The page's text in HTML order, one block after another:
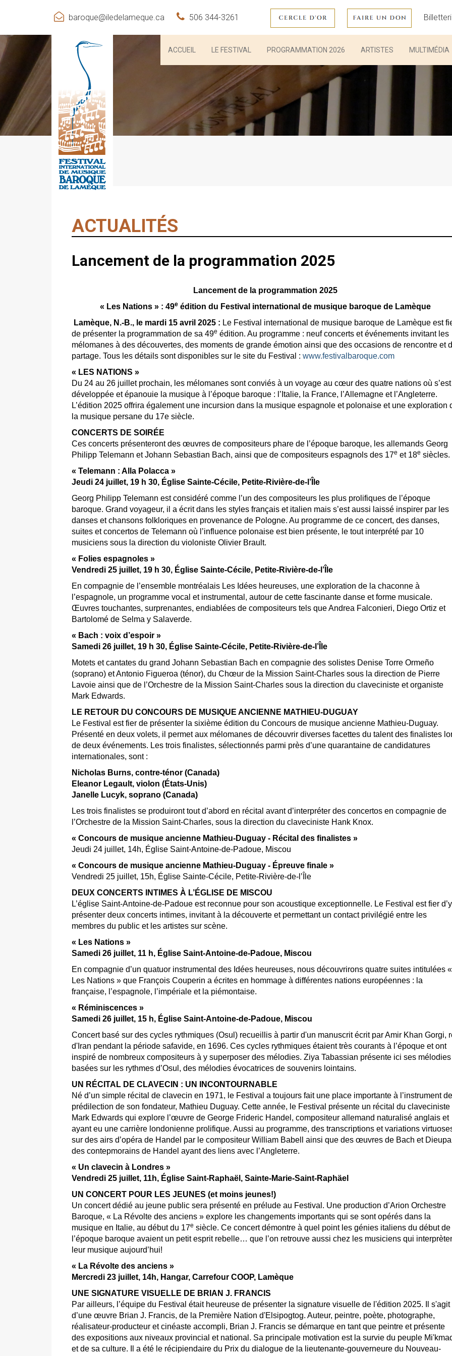
baroque@iledelameque.ca 506 344-3261
ACCUEIL LE FESTIVAL PROGRAMMATION 2026 ARTISTES MULTIMÉDIA
ACTUALITÉS
Lancement de la programmation 2025
Lancement de la programmation 2025
« Les Nations » : 49eédition du Festival international de musique baroque de Lamèque
Lamèque, N.-B., le mardi 15 avril 2025 : Le Festival international de musique baroque de Lamèque est
de présenter la programmation de sa 49e édition. Au programme : neuf concerts et événements invitant les
mélomanes à des découvertes, des moments de grande émotion ainsi que des occasions de rencontre et
partage. Tous les détails sont disponibles sur le site du Festival : www.festivalbaroque.com
« LES NATIONS »
Du 24 au 26 juillet prochain, les mélomanes sont conviés à un voyage au cœur des quatre nations où s’est
développée et épanouie la musique à l’époque baroque : l’Italie, la France, l’Allemagne et l’Angleterre.
L’édition 2025 offrira également une incursion dans la musique espagnole et polonaise et une exploration
la musique persane du 17e siècle.
CONCERTS DE SOIRÉE
Ces concerts présenteront des œuvres de compositeurs phare de l’époque baroque, les allemands Georg
Philipp Telemann et Johann Sebastian Bach, ainsi que de compositeurs espagnols des 17e et 18e siècles.
« Telemann : Alla Polacca »
Jeudi 24 juillet, 19 h 30, Église Sainte-Cécile, Petite-Rivière-de-l’Île
Georg Philipp Telemann est considéré comme l’un des compositeurs les plus prolifiques de l’époque
baroque. Grand voyageur, il a écrit dans les styles français et italien mais s’est aussi laissé inspirer par les
danses et chansons folkloriques en provenance de Pologne. Au programme de ce concert, des danses,
suites et concertos de Telemann où l’influence polonaise est bien présente, le tout interprété par 10
musiciens sous la direction du violoniste Olivier Brault.
« Folies espagnoles »
Vendredi 25 juillet, 19 h 30, Église Sainte-Cécile, Petite-Rivière-de-l’Île
En compagnie de l’ensemble montréalais Les Idées heureuses, une exploration de la chaconne à
l’espagnole, un programme vocal et instrumental, autour de cette fascinante danse et forme musicale.
Œuvres touchantes, surprenantes, endiablées de compositeurs tels que Andrea Falconieri, Diego Ortiz et
Bartolomé de Selma y Salaverde.
« Bach : voix d’espoir »
Samedi 26 juillet, 19 h 30, Église Sainte-Cécile, Petite-Rivière-de-l’Île
Motets et cantates du grand Johann Sebastian Bach en compagnie des solistes Denise Torre Ormeño
(soprano) et Antonio Figueroa (ténor), du Chœur de la Mission Saint-Charles sous la direction de Pierre
Lavoie ainsi que de l’Orchestre de la Mission Saint-Charles sous la direction du claveciniste et organiste
Mark Edwards.
LE RETOUR DU CONCOURS DE MUSIQUE ANCIENNE MATHIEU-DUGUAY
Le Festival est fier de présenter la sixième édition du Concours de musique ancienne Mathieu-Duguay.
Présenté en deux volets, il permet aux mélomanes de découvrir diverses facettes du talent des finalistes
de deux événements. Les trois finalistes, sélectionnés parmi près d’une quarantaine de candidatures
internationales, sont :
Nicholas Burns, contre-ténor (Canada)
Eleanor Legault, violon (États-Unis)
Janelle Lucyk, soprano (Canada)
Les trois finalistes se produiront tout d’abord en récital avant d’interpréter des concertos en compagnie de
l’Orchestre de la Mission Saint-Charles, sous la direction du claveciniste Hank Knox.
« Concours de musique ancienne Mathieu-Duguay - Récital des finalistes »
Jeudi 24 juillet, 14h, Église Saint-Antoine-de-Padoue, Miscou
« Concours de musique ancienne Mathieu-Duguay - Épreuve finale »
Vendredi 25 juillet, 15h, Église Sainte-Cécile, Petite-Rivière-de-l’Île
DEUX CONCERTS INTIMES À L’ÉGLISE DE MISCOU
L’église Saint-Antoine-de-Padoue est reconnue pour son acoustique exceptionnelle. Le Festival est fier d’y
présenter deux concerts intimes, invitant à la découverte et permettant un contact privilégié entre les
membres du public et les artistes sur scène.
« Les Nations »
Samedi 26 juillet, 11 h, Église Saint-Antoine-de-Padoue, Miscou
En compagnie d’un quatuor instrumental des Idées heureuses, nous découvrirons quatre suites intitulées «
Les Nations » que François Couperin a écrites en hommage à différentes nations européennes : la
française, l’espagnole, l’impériale et la piémontaise.
« Réminiscences »
Samedi 26 juillet, 15 h, Église Saint-Antoine-de-Padoue, Miscou
Concert basé sur des cycles rythmiques (Osul) recueillis à partir d'un manuscrit écrit par Amir Khan Gorgi,
d'Iran pendant la période safavide, en 1696. Ces cycles rythmiques étaient très courants à l’époque et ont
inspiré de nombreux compositeurs à y superposer des mélodies. Ziya Tabassian présente ici ses mélodies
basées sur les rythmes d’Osul, des mélodies évocatrices de souvenirs lointains.
UN RÉCITAL DE CLAVECIN : UN INCONTOURNABLE
Né d’un simple récital de clavecin en 1971, le Festival a toujours fait une place importante à l’instrument de
prédilection de son fondateur, Mathieu Duguay. Cette année, le Festival présente un récital du claveciniste
Mark Edwards qui explore l’œuvre de George Frideric Handel, compositeur allemand naturalisé anglais et
ayant eu une carrière londonienne prolifique. Aussi au programme, des transcriptions et variations
sur des airs d’opéra de Handel par le compositeur William Babell ainsi que des œuvres de Bach et
des contepmorains de Handel ayant des liens avec l’Angleterre.
« Un clavecin à Londres »
Vendredi 25 juillet, 11h, Église Saint-Raphaël, Sainte-Marie-Saint-Raphäel
UN CONCERT POUR LES JEUNES (et moins jeunes!)
Un concert dédié au jeune public sera présenté en prélude au Festival. Une production d’Arion Orchestre
Baroque, « La Révolte des anciens » explore les changements importants qui se sont opérés dans la
musique en Italie, au début du 17e siècle. Ce concert démontre à quel point les génies italiens du début de
l’époque baroque avaient un petit esprit rebelle… que l’on retrouve aussi chez les musiciens qui
leur musique aujourd’hui!
« La Révolte des anciens »
Mercredi 23 juillet, 14h, Hangar, Carrefour COOP, Lamèque
UNE SIGNATURE VISUELLE DE BRIAN J. FRANCIS
Par ailleurs, l’équipe du Festival était heureuse de présenter la signature visuelle de l'édition 2025. Il s'agit
d’une œuvre Brian J. Francis, de la Première Nation d'Elsipogtog. Auteur, peintre, poète, photographe,
réalisateur-producteur et cinéaste accompli, Brian J. Francis se démarque en tant que peintre et présente
des expositions aux niveaux provincial et national. Sa principale motivation est la survie du peuple
et de sa culture. Il a été le récipiendaire du Prix du dialogue de la lieutenante-gouverneure du Nouveau-